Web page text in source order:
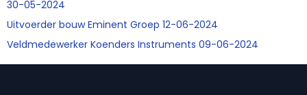
30-05-2024
Uitvoerder bouw Eminent Groep 12-06-2024
Veldmedewerker Koenders Instruments 09-06-2024